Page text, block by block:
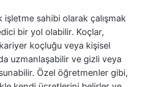
işletme sahibi olarak çalışmak
bir yol olabilir. Koçlar,
koçluğu veya kişisel
uzmanlaşabilir ve gizli veya
Özel öğretmenler gibi,